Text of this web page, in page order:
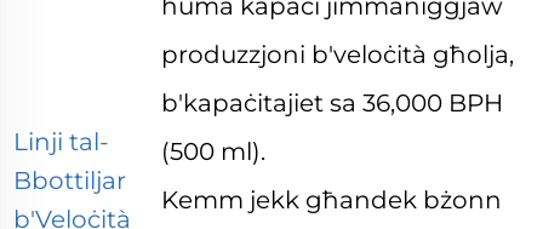
Linji tal-
Bbottiljar
b'Veloċità
huma kapaċi jimmaniġġjaw
produzzjoni b'veloċità għolja,
b'kapaċitajiet sa 36,000 BPH
(500 ml).
Kemm jekk għandek bżonn